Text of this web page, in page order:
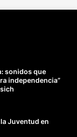
sonidos que
independencia”
Juventud en